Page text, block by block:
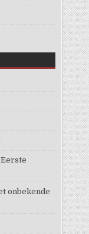
onbekende